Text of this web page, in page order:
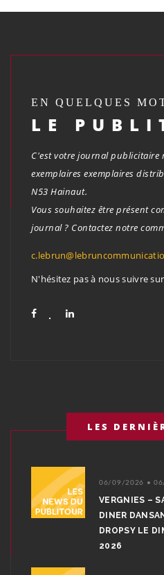
EN QUELQUES
LE
C'est votre journal publicitaire
exemplaires exemplaires
N53 Hainaut.
Vous souhaitez être présent
journal ? Contactez notre
N'hésitez pas à nous suivre
LES
06/09/2026 •
VERGNIES –
DINER
DROPSY LE
2026